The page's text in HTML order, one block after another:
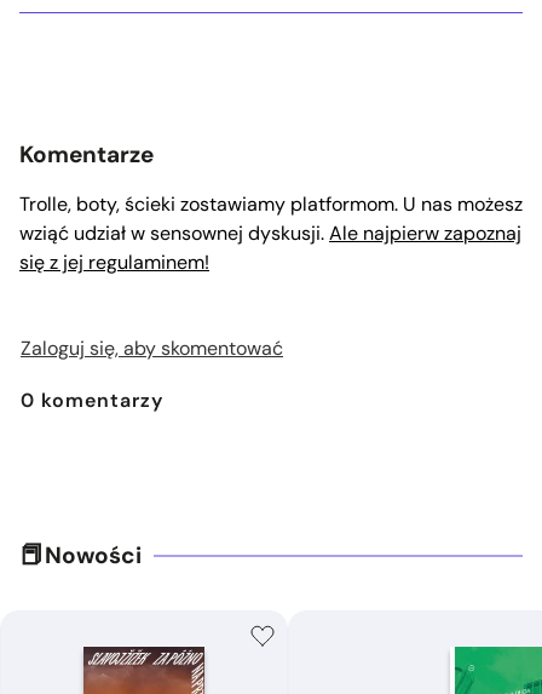
Komentarze
Trolle, boty, ścieki zostawiamy platformom. U nas możesz
wziąć udział w sensownej dyskusji.Ale najpierw zapoznaj
się z jej regulaminem!
Zaloguj się, aby skomentować
0 komentarzy
Nowości